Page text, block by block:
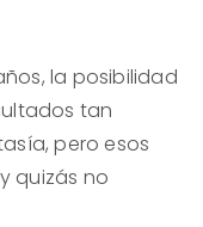
la posibilidad
tan
pero esos
quizás no